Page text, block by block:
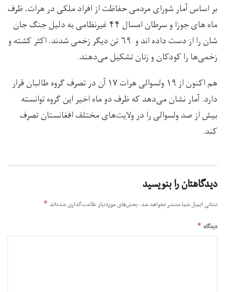
بر اساس آمار شورای مردمی حفاظت از افراد ملکی در هرات، ظرف
ماه های جوزا و سرطان امسال ۴۴ غیرنظامی به دلیل جنگ جان
شان را از دست داده اند و ۶۹ تن دیگر زخمی شدند. اکثر کشته و
زخمی‌ها را کودکان و زنان تشکیل می‌دهند.
هم اکنون از ۱۹ ولسوالی هرات ۱۷ آن در تصرف گروه طالبان قرار
دارد. آمار نشان می‌دهد که ظرف دو ماه اخیر این گروه توانسته
بیش از صد ولسوالی را در ولایت‌های مختلف افغانستان تصرف
کند.
دیدگاهتان را بنویسید
نشانی ایمیل شما منتشر نخواهد شد. بخش‌های موردنیاز علامت‌گذاری شده‌اند *
دیدگاه *